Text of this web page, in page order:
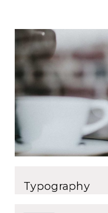
Typography